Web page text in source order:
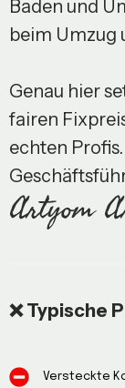
Baden und
beim Umzug
Genau hier
fairen
echten
Artyom
❌ Typische
Versteckte